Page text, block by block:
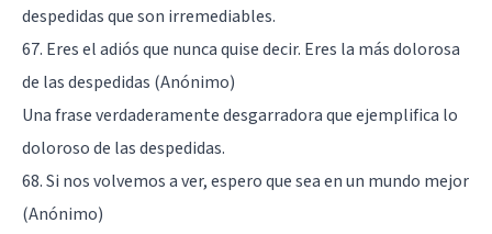
despedidas que son irremediables.
67. Eres el adiós que nunca quise decir. Eres la más dolorosa
de las despedidas (Anónimo)
Una frase verdaderamente desgarradora que ejemplifica lo
doloroso de las despedidas.
68. Si nos volvemos a ver, espero que sea en un mundo mejor
(Anónimo)